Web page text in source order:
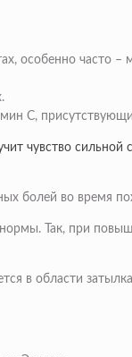
особенно часто –
С,
чувство
болей во время
Так, при
в области